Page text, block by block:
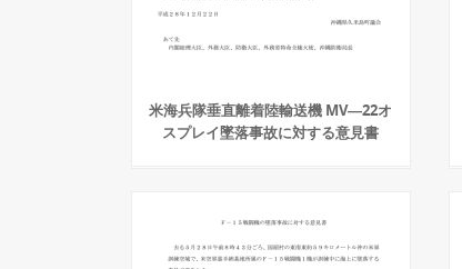
米海兵隊垂直離着陸輸送機 MV―22オ
スプレイ墜落事故に対する意見書